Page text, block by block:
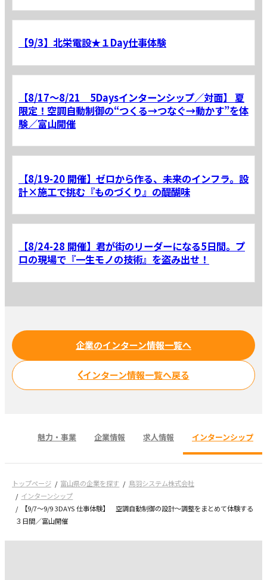
【9/3】北栄電設★１Day仕事体験
【8/17～8/21 5Daysインターンシップ／対面】 夏
限定！空調自動制御の“つくる→つなぐ→動かす”を体
験／富山開催
【8/19-20 開催】ゼロから作る、未来のインフラ。設
計×施工で挑む『ものづくり』の醍醐味
【8/24-28 開催】君が街のリーダーになる5日間。プ
ロの現場で『一生モノの技術』を盗み出せ！
企業のインターン情報一覧へ
インターン情報一覧へ戻る
魅力・事業 企業情報 求人情報 インターンシップ
トップページ 富山県の企業を探す
鳥羽システム株式会社
インターンシップ
【9/7～9/9 3DAYS 仕事体験】 空調自動制御の設計～調整をまとめて体験する
３日間／富山開催